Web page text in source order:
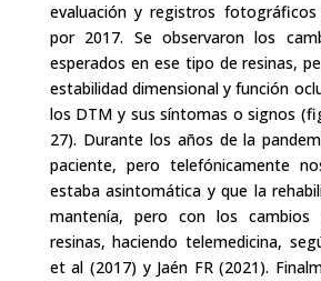
evaluación y registros fotográficos
por 2017. Se observaron los
esperados en ese tipo de resinas,
estabilidad dimensional y función
los DTM y sus síntomas o signos
27). Durante los años de la
paciente, pero telefónicamente
estaba asintomática y que la
mantenía, pero con los
resinas, haciendo telemedicina,
et al (2017) y Jaén FR (2021).